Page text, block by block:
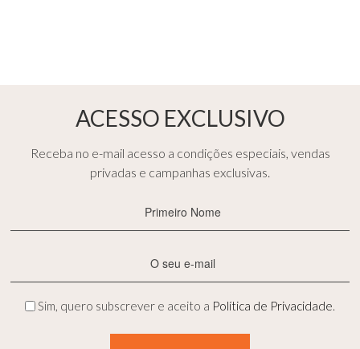
ACESSO EXCLUSIVO
Receba no e-mail acesso a condições especiais, vendas
privadas e campanhas exclusivas.
Nome
mail
Privacidade
Sim, quero subscrever e aceito a Política de Privacidade.